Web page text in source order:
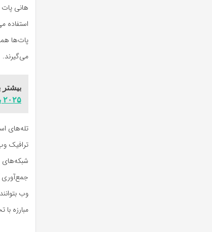
استفاده
پات‌ها
می‌گیرند.
بیشتر
۲۰۲۵ بالاست!
ترافیک
وب
مبارزه